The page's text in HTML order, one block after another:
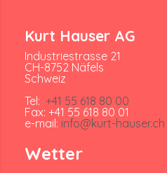
Kurt Hauser AG
Industriestrasse 21
CH-8752 Näfels
Schweiz
Tel: +41 55 618 80 00
Fax: +41 55 618 80 01
e-mail: info@kurt-hauser.ch
Wetter